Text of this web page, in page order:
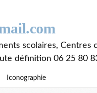
scolaires, Centres
définition 06 25 80
Iconographie